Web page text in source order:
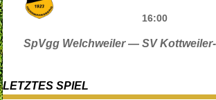
16:00
SpVgg Welchweiler — SV
LETZTES SPIEL